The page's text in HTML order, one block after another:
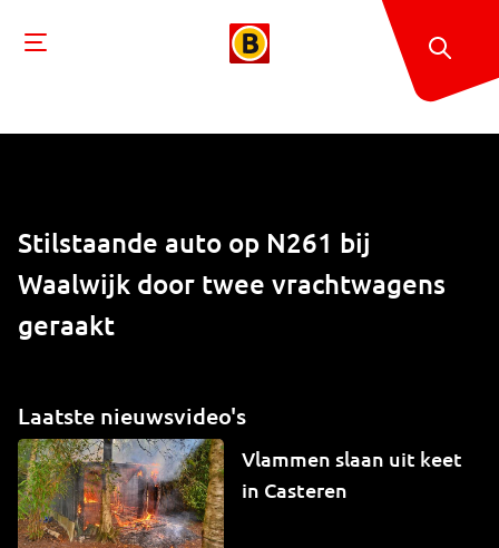
Stilstaande auto op N261 bij
Waalwijk door twee vrachtwagens
geraakt
Laatste nieuwsvideo's
Vlammen slaan uit keet
in Casteren